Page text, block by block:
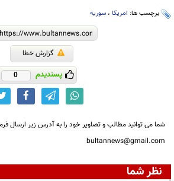
برچسب ها: امریکا ، سوریه
گزارش خطا
پسندیدم 0
شما می توانید مطالب و تصاویر خود را به آدرس زیر ارسال
bultannews@gmail.com
نظر شما